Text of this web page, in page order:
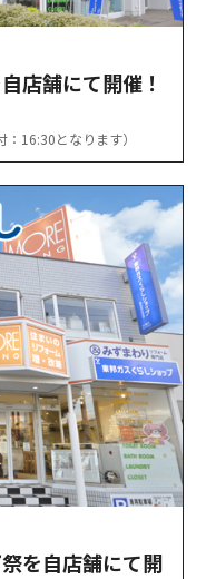
店舗にて開催！
16:30となります）
を自店舗にて開